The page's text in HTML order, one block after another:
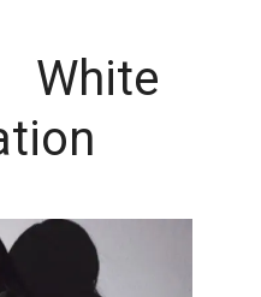
White